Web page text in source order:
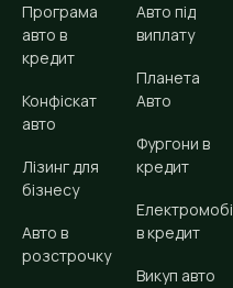
Програма
авто в
кредит
Конфіскат
авто
Лізинг для
бізнесу
Авто в
розстрочку
Авто під
виплату
Планета
Авто
Фургони в
кредит
в кредит
Викуп авто